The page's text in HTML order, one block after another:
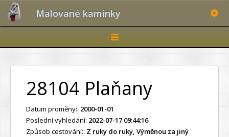
Malované kamínky
Toggle
navigation
28104 Plaňany
Datum proměny:: 2000-01-01
Poslední vyhledání: 2022-07-17 09:44:16
Způsob cestování:: Z ruky do ruky, Výměnou za jiný